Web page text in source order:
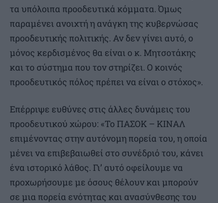
τα υπόλοιπα προοδευτικά κόμματα. Όμως
παραμένει ανοιχτή η ανάγκη της κυβερνώσας
προοδευτικής πολιτικής. Αν δεν γίνει αυτό, ο
μόνος κερδισμένος θα είναι ο κ. Μητσοτάκης
και το σύστημα που τον στηρίζει. Ο κοινός
προοδευτικός πόλος πρέπει να είναι ο στόχος».
Επέρριψε ευθύνες στις άλλες δυνάμεις του
προοδευτικού χώρου: «Το ΠΑΣΟΚ – ΚΙΝΑΛ
επιμένοντας στην αυτόνομη πορεία του, η οποία
μένει να επιβεβαιωθεί στο συνέδριό του, κάνει
ένα ιστορικό λάθος. Γι’ αυτό οφείλουμε να
προχωρήσουμε με όσους θέλουν και μπορούν
σε μια πορεία ενότητας και ανασύνθεσης του